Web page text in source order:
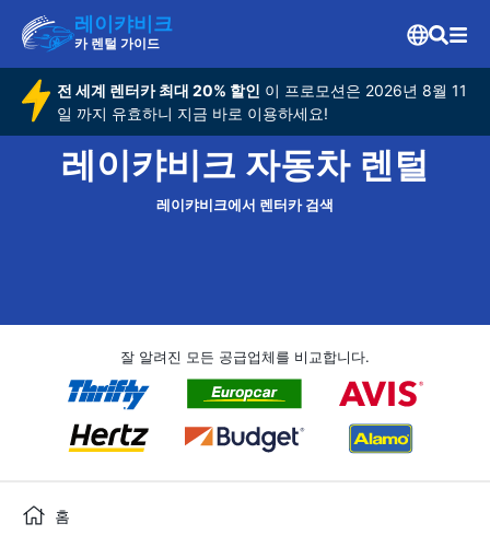
레이캬비크
카 렌털 가이드
전 세계 렌터카 최대 20% 할인 이 프로모션은 2026년 8월 11
일 까지 유효하니 지금 바로 이용하세요!
레이캬비크 자동차 렌털
레이캬비크에서 렌터카 검색
잘 알려진 모든 공급업체를 비교합니다.
홈